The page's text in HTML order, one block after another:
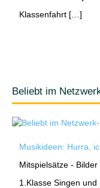
Klassenfahrt […]
Beliebt im
Musikideen: Hurra,
Mitspielsätze -
1.Klasse Singen